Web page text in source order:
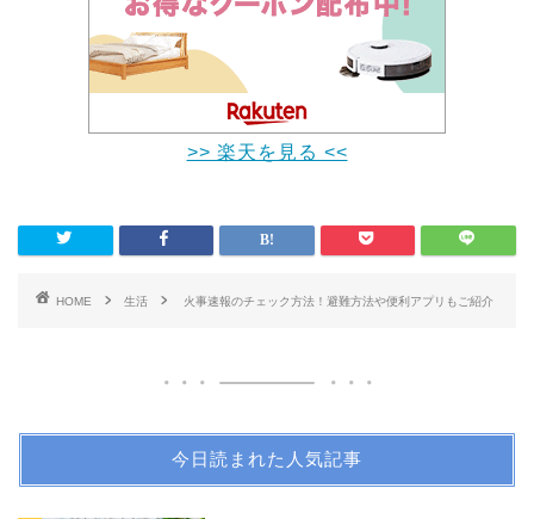
>> 楽天を見る <<
HOME 生活 火事速報のチェック方法！避難方法や便利アプリもご紹介
今日読まれた人気記事